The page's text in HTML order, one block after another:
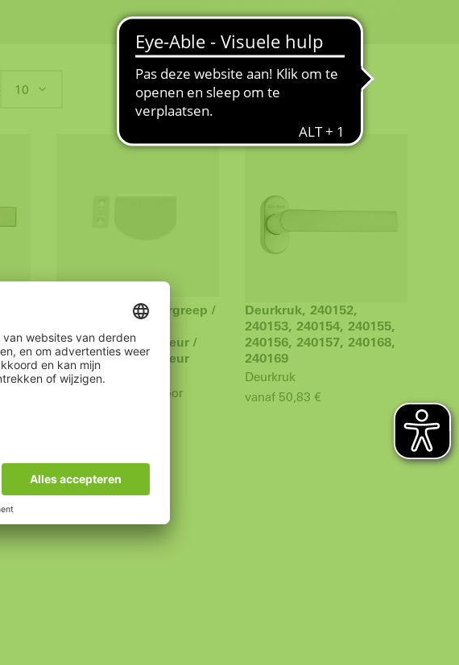
10
Schüco balkondeurgreep /
handgreep terrasdeur /
handgreep terrasdeur
buiten
Schüco trekgreep voor
Deurkruk, 240152,
240153, 240154, 240155,
240156, 240157, 240168,
240169
Deurkruk
vanaf 50,83 €